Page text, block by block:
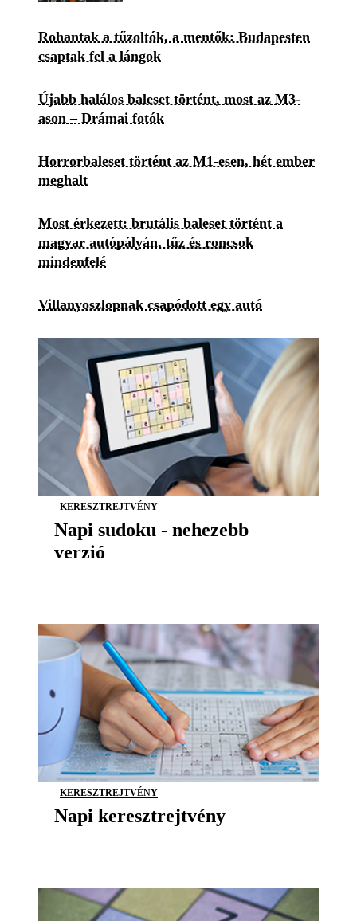
Rohantak a tűzoltók, a mentők: Budapesten
csaptak fel a lángok
Újabb halálos baleset történt, most az M3-
ason – Drámai fotók
Horrorbaleset történt az M1-esen, hét ember
meghalt
Most érkezett: brutális baleset történt a
magyar autópályán, tűz és roncsok
mindenfelé
Villanyoszlopnak csapódott egy autó
KERESZTREJTVÉNY
Napi sudoku - nehezebb
verzió
KERESZTREJTVÉNY
Napi keresztrejtvény